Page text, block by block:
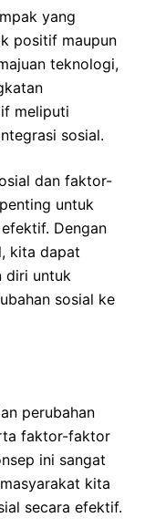
yang
positif maupun
teknologi,
meliputi
sosial.
dan faktor-
untuk
Dengan
kita dapat
diri untuk
sosial ke
perubahan
faktor-faktor
ini sangat
kita
secara efektif.